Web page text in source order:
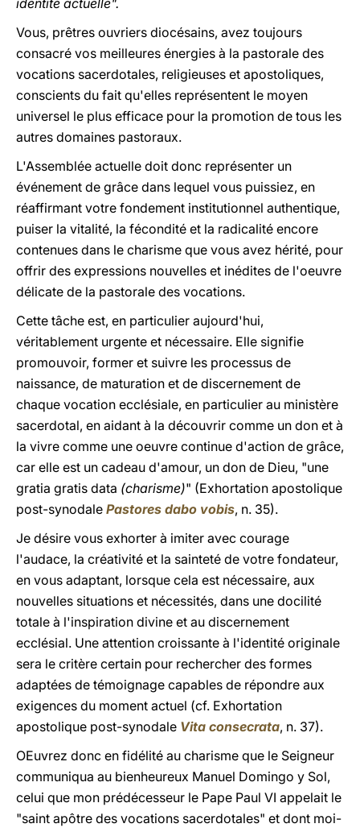
identité actuelle".
Vous, prêtres ouvriers diocésains, avez toujours
consacré vos meilleures énergies à la pastorale des
vocations sacerdotales, religieuses et apostoliques,
conscients du fait qu'elles représentent le moyen
universel le plus efficace pour la promotion de tous les
autres domaines pastoraux.
L'Assemblée actuelle doit donc représenter un
événement de grâce dans lequel vous puissiez, en
réaffirmant votre fondement institutionnel authentique,
puiser la vitalité, la fécondité et la radicalité encore
contenues dans le charisme que vous avez hérité, pour
offrir des expressions nouvelles et inédites de l'oeuvre
délicate de la pastorale des vocations.
Cette tâche est, en particulier aujourd'hui,
véritablement urgente et nécessaire. Elle signifie
promouvoir, former et suivre les processus de
naissance, de maturation et de discernement de
chaque vocation ecclésiale, en particulier au ministère
sacerdotal, en aidant à la découvrir comme un don et à
la vivre comme une oeuvre continue d'action de grâce,
car elle est un cadeau d'amour, un don de Dieu, "une
gratia gratis data (charisme)" (Exhortation apostolique
post-synodale Pastores dabo vobis, n. 35).
Je désire vous exhorter à imiter avec courage
l'audace, la créativité et la sainteté de votre fondateur,
en vous adaptant, lorsque cela est nécessaire, aux
nouvelles situations et nécessités, dans une docilité
totale à l'inspiration divine et au discernement
ecclésial. Une attention croissante à l'identité originale
sera le critère certain pour rechercher des formes
adaptées de témoignage capables de répondre aux
exigences du moment actuel (cf. Exhortation
apostolique post-synodale Vita consecrata, n. 37).
OEuvrez donc en fidélité au charisme que le Seigneur
communiqua au bienheureux Manuel Domingo y Sol,
celui que mon prédécesseur le Pape Paul VI appelait le
"saint apôtre des vocations sacerdotales" et dont moi-